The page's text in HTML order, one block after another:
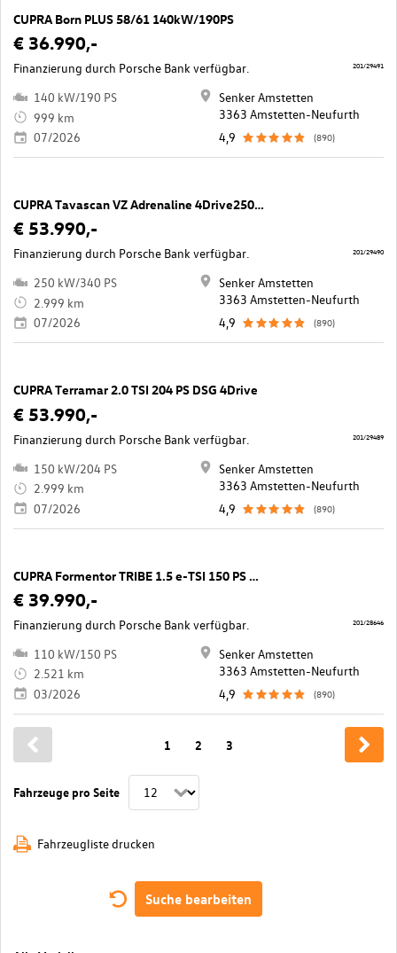
CUPRA Born PLUS 58/61 140kW/190PS
€ 36.990,-
Finanzierung durch Porsche Bank verfügbar.
140 kW/190 PS
999 km
07/2026
Senker Amstetten
3363 Amstetten-Neufurth
4,9
(890)
201/29491
CUPRA Tavascan VZ Adrenaline 4Drive250kW/340PS
€ 53.990,-
Finanzierung durch Porsche Bank verfügbar.
250 kW/340 PS
2.999 km
07/2026
Senker Amstetten
3363 Amstetten-Neufurth
4,9
(890)
201/29490
CUPRA Terramar 2.0 TSI 204 PS DSG 4Drive
€ 53.990,-
Finanzierung durch Porsche Bank verfügbar.
150 kW/204 PS
2.999 km
07/2026
Senker Amstetten
3363 Amstetten-Neufurth
4,9
(890)
201/29489
CUPRA Formentor TRIBE 1.5 e-TSI 150 PS DSG
€ 39.990,-
Finanzierung durch Porsche Bank verfügbar.
110 kW/150 PS
2.521 km
03/2026
Senker Amstetten
3363 Amstetten-Neufurth
4,9
(890)
201/28646
Fahrzeuge pro Seite
1 2 3
Fahrzeugliste drucken
Suche bearbeiten